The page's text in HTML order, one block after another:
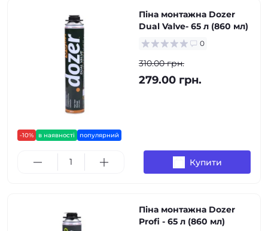
-10% в наявності популярний
Піна монтажна Dozer
Dual Valve- 65 л (860 мл)
0
310.00 грн.
279.00 грн.
Купити
Піна монтажна Dozer
Profi - 65 л (860 мл)